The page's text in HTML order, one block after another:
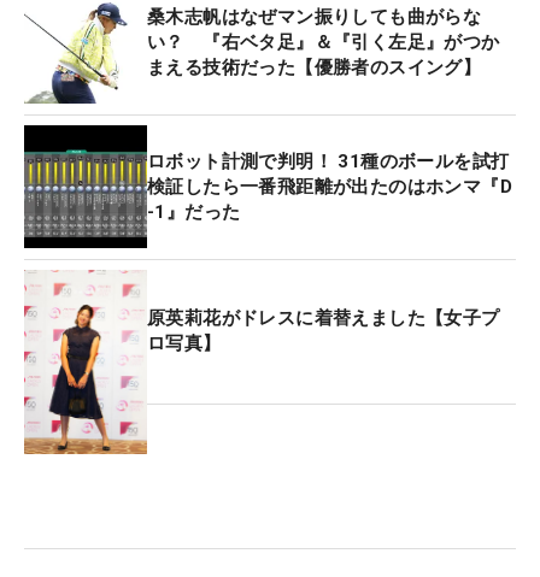
桑木志帆はなぜマン振りしても曲がらな
い？ 『右ベタ足』＆『引く左足』がつか
まえる技術だった【優勝者のスイング】
ロボット計測で判明！ 31種のボールを試打
検証したら一番飛距離が出たのはホンマ『D
-1』だった
原英莉花がドレスに着替えました【女子プ
ロ写真】